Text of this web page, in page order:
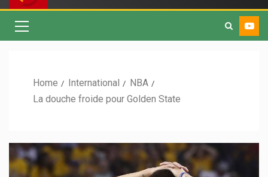
Home International
NBA
La douche froide pour Golden State